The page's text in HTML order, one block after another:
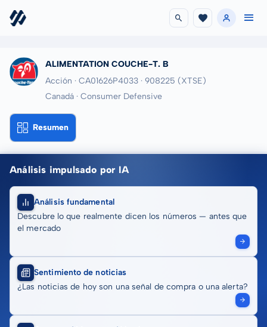
ALIMENTATION COUCHE-T. B
Acción · CA01626P4033 · 908225 (XTSE)
Canadá · Consumer Defensive
Resumen
Análisis impulsado por IA
Análisis fundamental
Descubre lo que realmente dicen los números — antes que
el mercado
Sentimiento de noticias
¿Las noticias de hoy son una señal de compra o una alerta?